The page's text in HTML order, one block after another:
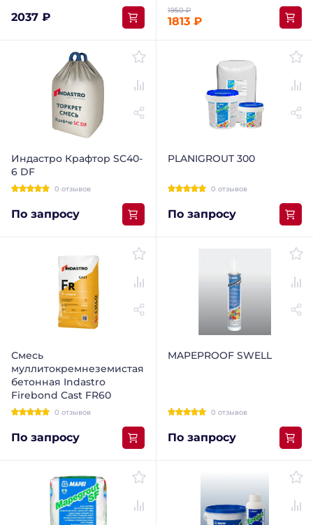
2037 ₽ 1813 ₽
Индастро Крафтор SC40-
6 DF
0 отзывов
По запросу
PLANIGROUT 300
0 отзывов
По запросу
Смесь
муллитокремнеземистая
бетонная Indastro
Firebond Cast FR60
0 отзывов
По запросу
MAPEPROOF SWELL
0 отзывов
По запросу